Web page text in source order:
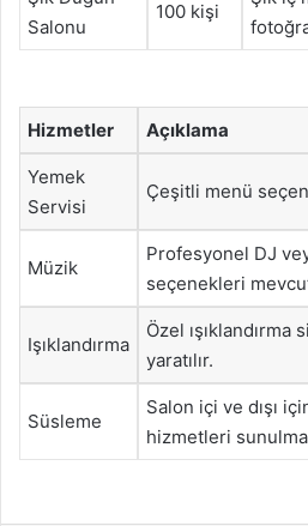
Salonu
100 kişi
Hizmetler Açıklama
Yemek
Servisi
Çeşitli menü
Müzik
Profesyonel DJ
seçenekleri
Işıklandırma
Özel
yaratılır.
Süsleme
Salon içi ve dışı
hizmetleri